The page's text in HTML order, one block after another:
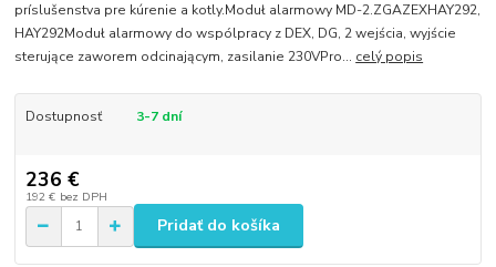
príslušenstva pre kúrenie a kotly.Moduł alarmowy MD-2.ZGAZEXHAY292,
HAY292Moduł alarmowy do wspólpracy z DEX, DG, 2 wejścia, wyjście
sterujące zaworem odcinającym, zasilanie 230VPro... celý popis
Dostupnosť 3-7 dní
236 €
192 € bez DPH
Pridať do košíka